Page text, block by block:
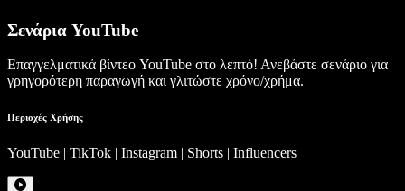
Σενάρια YouTube
Επαγγελματικά βίντεο YouTube στο λεπτό! Ανεβάστε σενάριο για
γρηγορότερη παραγωγή και γλιτώστε χρόνο/χρήμα.
Περιοχές Χρήσης
YouTube | TikTok | Instagram | Shorts | Influencers